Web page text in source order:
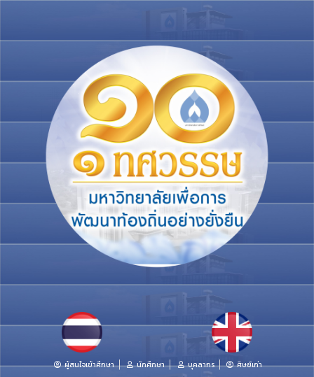
ผู้สนใจเข้าศึกษา นักศึกษา บุคลากร ศิษย์เก่า